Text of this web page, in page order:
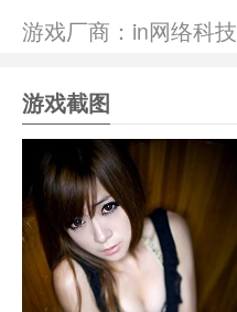
游戏厂商：in网络科技
游戏截图